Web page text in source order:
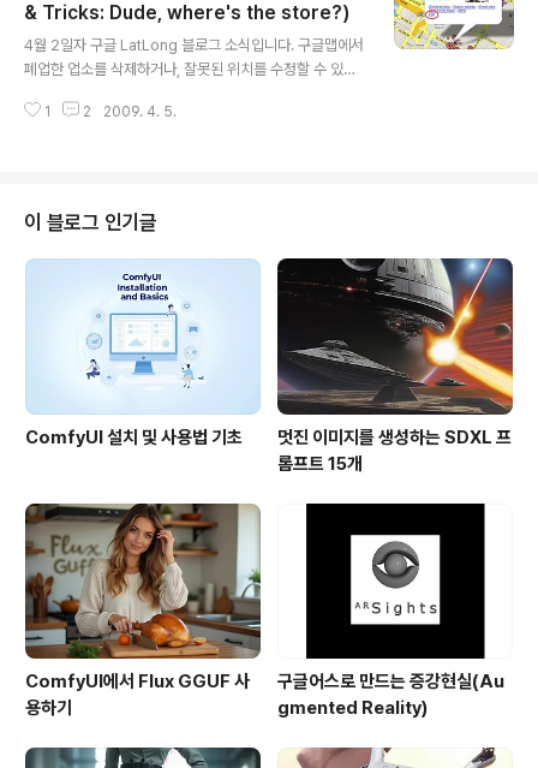
린 것과 동일한 화면을 보여드리겠습니다. 아래 제가 가지
고 있는 아이팟터치(iPod Touch)에서 "세종문화회관"으
로 검색한 결과로, 좌측 그림은 예전 글에서 캡처한 화면이
고, 오른쪽은 이번에 캡처해 본 모습입니다. 윗 그림을 보시
면, 검색 결과(풍선도움말)이 달라지는 등 약간의 변화는
& Tricks: Dude, where's the store?)
4월 2일자 구글 LatLong 블로그 소식입니다. 구글맵에서
폐업한 업소를 삭제하거나, 잘못된 위치를 수정할 수 있다
서는 전문가라고 할 수 있습니다. 그 사람들이 직접 참여하
는 식당을 클릭해 본 모습입니다. 풍선도움말 맨 아래를 보
시면 "편집(Edit)" 항목이 있습니다. 이 링크를 누르면 풍선
도움말이 아래와 같이 바뀝니다. 보시는 것처럼, 위치를 옮
길 수도 있고, 상세한 정보를 수정할 수도 있고, 삭제할 수
도 있습니다. 이 기능은 원래 2007년 11월에..
1 2 2009. 4. 5.
이 블로그 인기글
ComfyUI 설치 및 사용법 기초
멋진 이미지를 생성하는 SDXL 프
롬프트 15개
ComfyUI에서 Flux GGUF 사
용하기
구글어스로 만드는 증강현실(Au
gmented Reality)